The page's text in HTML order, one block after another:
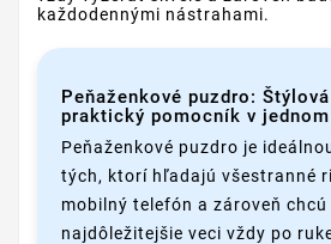
každodennými nástrahami.
Peňaženkové puzdro:
praktický pomocník v jednom
Peňaženkové puzdro je
tých, ktorí hľadajú všestranné
mobilný telefón a zároveň
najdôležitejšie veci vždy po